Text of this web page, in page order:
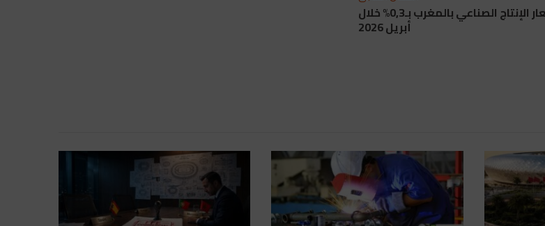
ارتفاع أسعار الإنتاج الصناعي بالمغرب بـ0,3% خلال
أبريل 2026